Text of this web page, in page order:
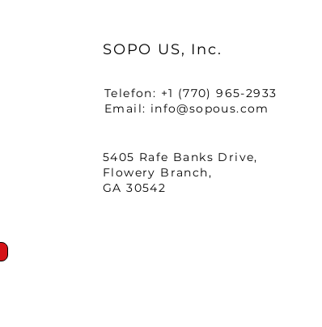
SOPO US, Inc.
Telefon: +1 (770) 965-2933
Email: info@sopous.com
5405 Rafe Banks Drive,
Flowery Branch,
GA 30542